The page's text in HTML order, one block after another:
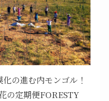
の進む内モンゴル！
の定期便FORESTY